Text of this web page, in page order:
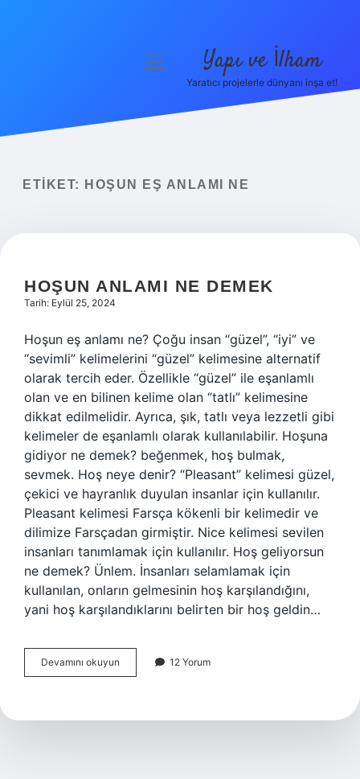
Yasal Uyarı
menüyü
Yapı ve İlham
Yaratıcı projelerle dünyanı inşa et!
ETIKET: HOŞUN EŞ ANLAMI NE
HOŞUN ANLAMI NE DEMEK
Tarih: Eylül 25, 2024
Hoşun eş anlamı ne? Çoğu insan “güzel”, “iyi” ve
“sevimli” kelimelerini “güzel” kelimesine alternatif
olarak tercih eder. Özellikle “güzel” ile eşanlamlı
olan ve en bilinen kelime olan “tatlı” kelimesine
dikkat edilmelidir. Ayrıca, şık, tatlı veya lezzetli gibi
kelimeler de eşanlamlı olarak kullanılabilir. Hoşuna
gidiyor ne demek? beğenmek, hoş bulmak,
sevmek. Hoş neye denir? “Pleasant” kelimesi güzel,
çekici ve hayranlık duyulan insanlar için kullanılır.
Pleasant kelimesi Farsça kökenli bir kelimedir ve
dilimize Farsçadan girmiştir. Nice kelimesi sevilen
insanları tanımlamak için kullanılır. Hoş geliyorsun
ne demek? Ünlem. İnsanları selamlamak için
kullanılan, onların gelmesinin hoş karşılandığını,
yani hoş karşılandıklarını belirten bir hoş geldin…
Devamını okuyun
Anlamı
12 Yorum